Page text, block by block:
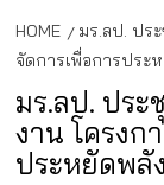
HOME
มร.ลป. ปร
จัดการเพื่อการประ
มร.ลป. ปร
งาน โครงก
ประหยัดพลั